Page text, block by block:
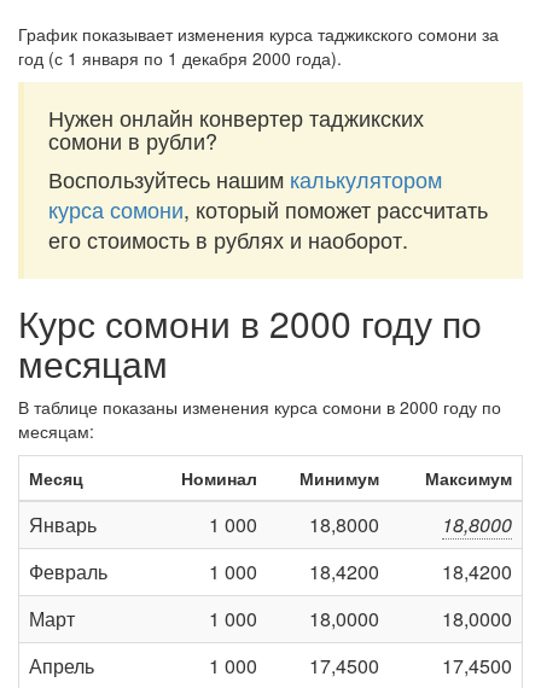
График показывает изменения курса таджикского сомони за
год (с 1 января по 1 декабря 2000 года).
Нужен онлайн конвертер таджикских
сомони в рубли?
Воспользуйтесь нашим калькулятором
курса сомони, который поможет рассчитать
его стоимость в рублях и наоборот.
Курс сомони в 2000 году по
месяцам
В таблице показаны изменения курса сомони в 2000 году по
месяцам:
Месяц
Номинал Минимум Максимум
Январь 1 000 18,8000
18,8000
Февраль
1 000 18,4200
18,4200
Март
1 000 18,0000
18,0000
Апрель
1 000 17,4500
17,4500